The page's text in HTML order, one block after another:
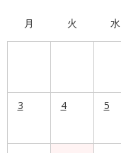
月 火 水
3 4 5